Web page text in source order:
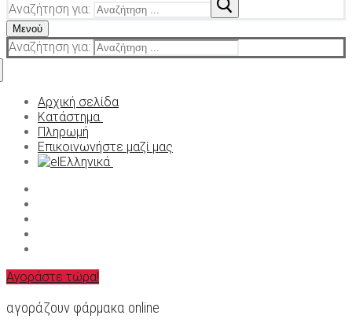
Αναζήτηση για:
Μενού
Αναζήτηση για:
Αρχική σελίδα
Κατάστημα
Κοκαΐνη
Πτώσεις KO
MDMA
Πληρωμή
Επικοινωνήστε μαζί μας
Ελληνικά
Italiano
Polski
Αγοράστε τώρα!
αγοράζουν φάρμακα online